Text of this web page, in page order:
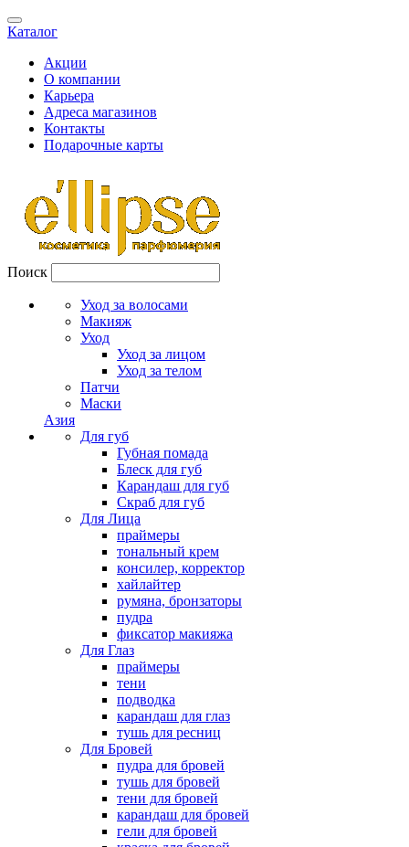
Каталог
Акции
О компании
Карьера
Адреса магазинов
Контакты
Подарочные карты
Поиск
Уход за волосами
Макияж
Уход
Уход за лицом
Уход за телом
Патчи
Маски
Азия
Для губ
Губная помада
Блеск для губ
Карандаш для губ
Скраб для губ
Для Лица
праймеры
тональный крем
консилер, корректор
хайлайтер
румяна, бронзаторы
пудра
фиксатор макияжа
Для Глаз
праймеры
тени
подводка
карандаш для глаз
тушь для ресниц
Для Бровей
пудра для бровей
тушь для бровей
тени для бровей
карандаш для бровей
гели для бровей